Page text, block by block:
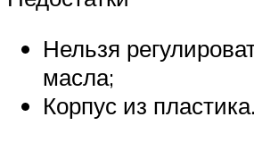
Нельзя
масла;
Корпус из пластика.